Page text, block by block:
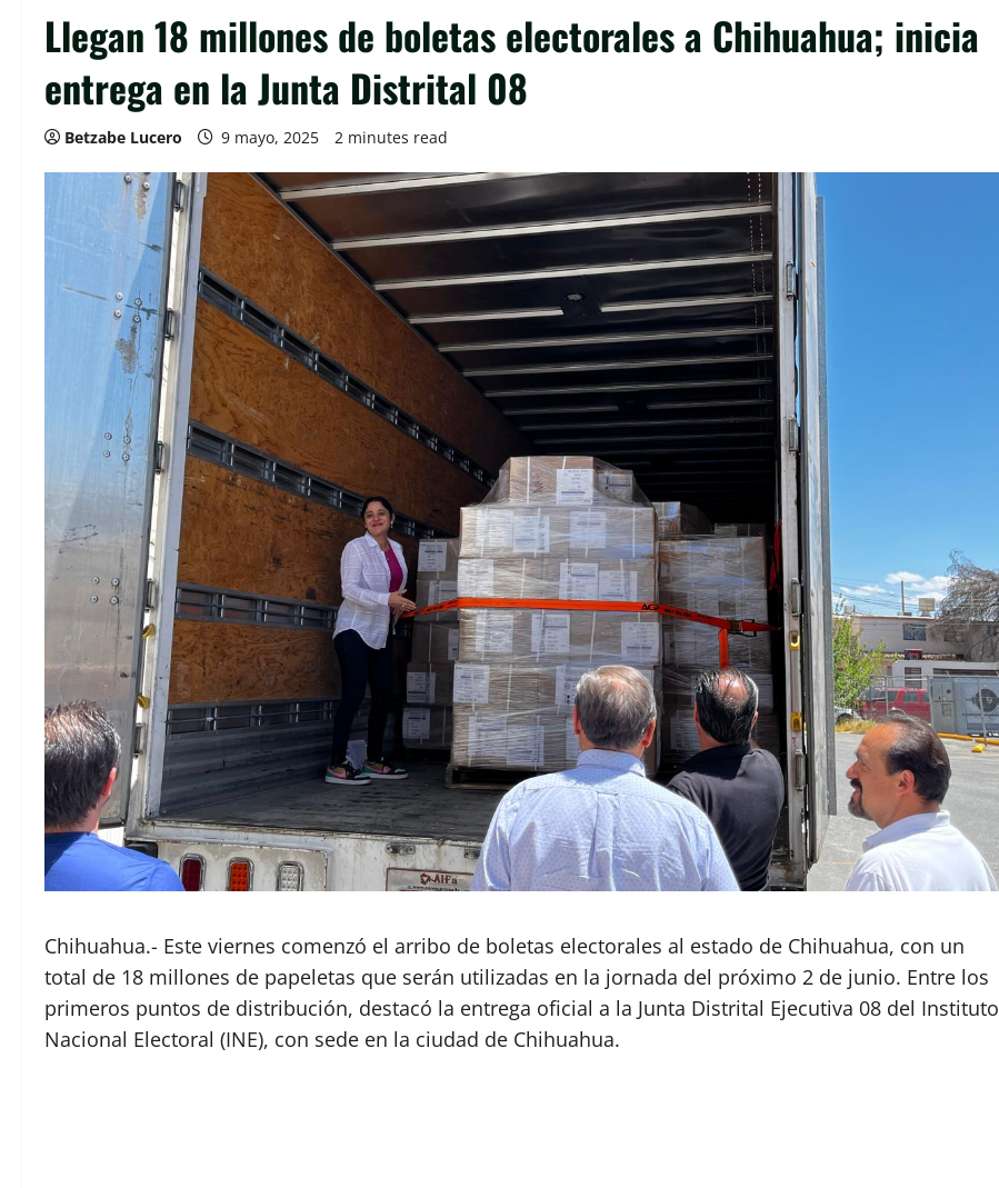
Llegan 18 millones de boletas electorales a Chihuahua; inicia
entrega en la Junta Distrital 08
Betzabe Lucero 9 mayo, 2025 2 minutes read
Chihuahua.- Este viernes comenzó el arribo de boletas electorales al estado de Chihuahua, con un
total de 18 millones de papeletas que serán utilizadas en la jornada del próximo 2 de junio. Entre los
primeros puntos de distribución, destacó la entrega oficial a la Junta Distrital Ejecutiva 08 del Instituto
Nacional Electoral (INE), con sede en la ciudad de Chihuahua.